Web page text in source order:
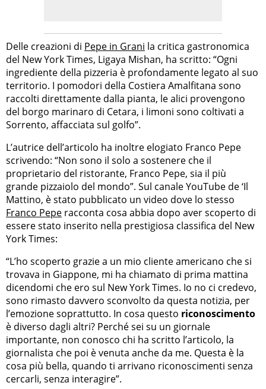
Delle creazioni di Pepe in Grani la critica gastronomica
del New York Times, Ligaya Mishan, ha scritto: “Ogni
ingrediente della pizzeria è profondamente legato al suo
territorio. I pomodori della Costiera Amalfitana sono
raccolti direttamente dalla pianta, le alici provengono
del borgo marinaro di Cetara, i limoni sono coltivati a
Sorrento, affacciata sul golfo”.
L’autrice dell’articolo ha inoltre elogiato Franco Pepe
scrivendo: “Non sono il solo a sostenere che il
proprietario del ristorante, Franco Pepe, sia il più
grande pizzaiolo del mondo”. Sul canale YouTube de ‘Il
Mattino, è stato pubblicato un video dove lo stesso
Franco Pepe racconta cosa abbia dopo aver scoperto di
essere stato inserito nella prestigiosa classifica del New
York Times:
“L’ho scoperto grazie a un mio cliente americano che si
trovava in Giappone, mi ha chiamato di prima mattina
dicendomi che ero sul New York Times. Io no ci credevo,
sono rimasto davvero sconvolto da questa notizia, per
l’emozione soprattutto. In cosa questo riconoscimento
è diverso dagli altri? Perché sei su un giornale
importante, non conosco chi ha scritto l’articolo, la
giornalista che poi è venuta anche da me. Questa è la
cosa più bella, quando ti arrivano riconoscimenti senza
cercarli, senza interagire”.